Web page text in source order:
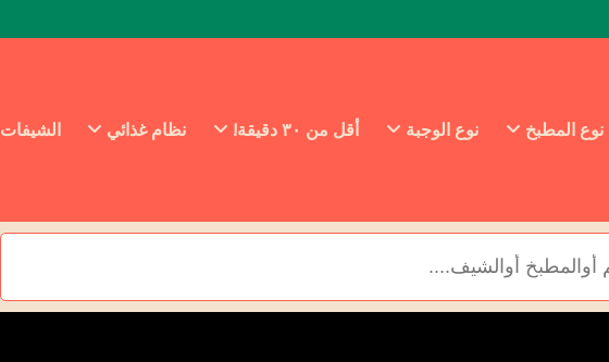
نوع المطبخ نوع الوجبة أقل من ٣٠ دقيقة! نظام غذائي الشيفات